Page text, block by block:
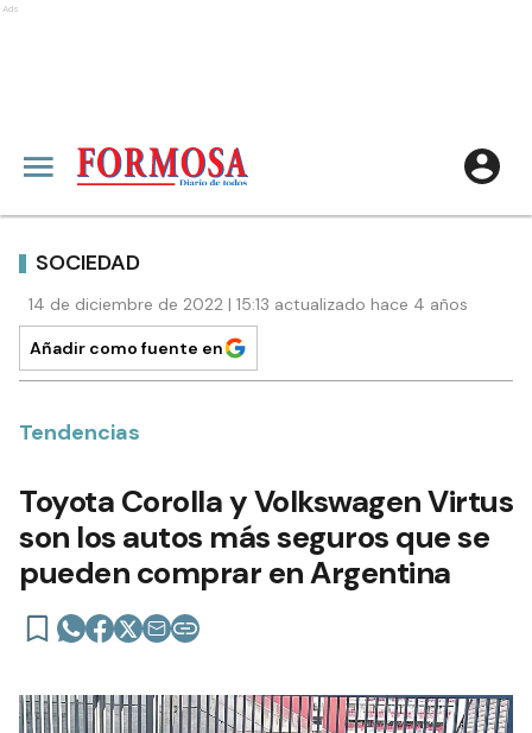
Ads
SOCIEDAD
14 de diciembre de 2022 | 15:13 actualizado hace 4 años
Añadir como fuente en
Tendencias
Toyota Corolla y Volkswagen Virtus
son los autos más seguros que se
pueden comprar en Argentina